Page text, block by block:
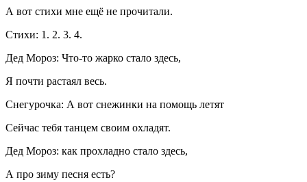
А вот стихи мне ещё не прочитали.
Стихи: 1. 2. 3. 4.
Дед Мороз: Что-то жарко стало здесь,
Я почти растаял весь.
Снегурочка: А вот снежинки на помощь летят
Сейчас тебя танцем своим охладят.
Дед Мороз: как прохладно стало здесь,
А про зиму песня есть?